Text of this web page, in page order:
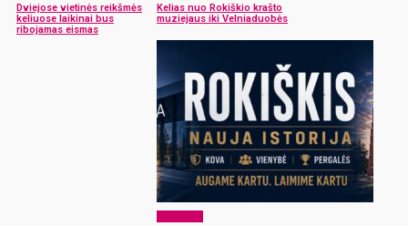
Dviejose vietinės reikšmės
keliuose laikinai bus
ribojamas eismas
Kelias nuo Rokiškio krašto
muziejaus iki Velniaduobės